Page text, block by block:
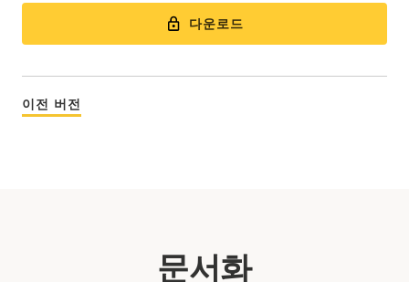
다운로드
이전 버전
문서화